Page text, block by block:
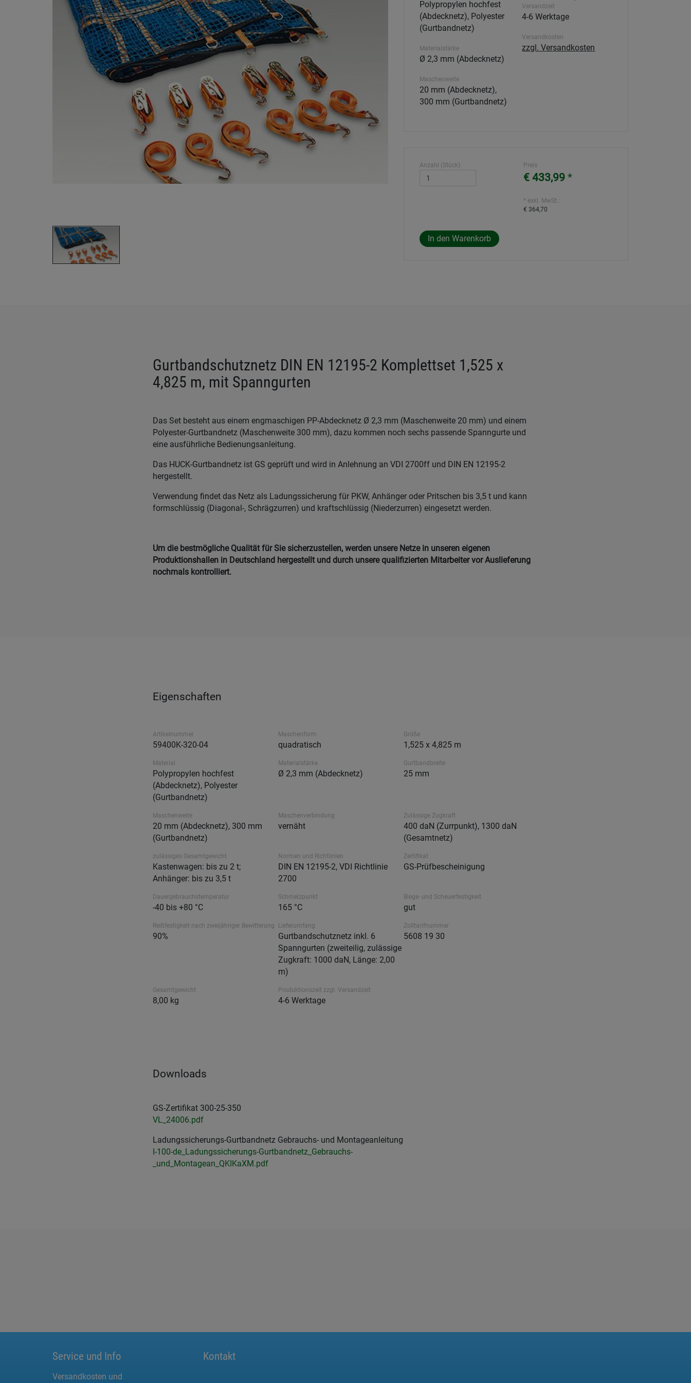
Polypropylen hochfest
(Abdecknetz), Polyester
(Gurtbandnetz)
Materialstärke
Ø 2,3 mm (Abdecknetz)
Maschenweite
20 mm (Abdecknetz),
300 mm (Gurtbandnetz)
Versandzeit
4-6 Werktage
Versandkosten
zzgl. Versandkosten
Anzahl (Stück): Preis
€ 433,99 *
* exkl. MwSt.:
€ 364,70
Gurtbandschutznetz DIN EN 12195-2 Komplettset 1,525 x
4,825 m, mit Spanngurten
Das Set besteht aus einem engmaschigen PP-Abdecknetz Ø 2,3 mm (Maschenweite 20 mm) und einem
Polyester-Gurtbandnetz (Maschenweite 300 mm), dazu kommen noch sechs passende Spanngurte und
eine ausführliche Bedienungsanleitung.
Das HUCK-Gurtbandnetz ist GS geprüft und wird in Anlehnung an VDI 2700ff und DIN EN 12195-2
hergestellt.
Verwendung findet das Netz als Ladungssicherung für PKW, Anhänger oder Pritschen bis 3,5 t und kann
formschlüssig (Diagonal-, Schrägzurren) und kraftschlüssig (Niederzurren) eingesetzt werden.
Um die bestmögliche Qualität für Sie sicherzustellen, werden unsere Netze in unseren eigenen
Produktionshallen in Deutschland hergestellt und durch unsere qualifizierten Mitarbeiter vor Auslieferung
nochmals kontrolliert.
Eigenschaften
Artikelnummer
59400K-320-04
Maschenform
quadratisch
Größe
1,525 x 4,825 m
Material
Polypropylen hochfest
(Abdecknetz), Polyester
(Gurtbandnetz)
Materialstärke
Ø 2,3 mm (Abdecknetz)
Gurtbandbreite
25 mm
Maschenweite
20 mm (Abdecknetz), 300 mm
(Gurtbandnetz)
Maschenverbindung
vernäht
Zulässige Zugkraft
400 daN (Zurrpunkt), 1300 daN
(Gesamtnetz)
zulässiges Gesamtgewicht
Kastenwagen: bis zu 2 t;
Anhänger: bis zu 3,5 t
Normen und Richtlinien
DIN EN 12195-2, VDI Richtlinie
2700
Zertifikat
GS-Prüfbescheinigung
Dauergebrauchstemperatur
-40 bis +80 °C
Schmelzpunkt
165 °C
Biege- und Scheuerfestigkeit
gut
Reißfestigkeit nach zweijähriger Bewitterung
90%
Lieferumfang
Gurtbandschutznetz inkl. 6
Spanngurten (zweiteilig, zulässige
Zugkraft: 1000 daN, Länge: 2,00
m)
Zolltarifnummer
5608 19 30
Gesamtgewicht
8,00 kg
Produktionszeit zzgl. Versandzeit
4-6 Werktage
Downloads
GS-Zertifikat 300-25-350
VL_24006.pdf
Ladungssicherungs-Gurtbandnetz Gebrauchs- und Montageanleitung
I-100-de_Ladungssicherungs-Gurtbandnetz_Gebrauchs-
_und_Montagean_QKIKaXM.pdf
Service und Info
Versandkosten und
Kontakt